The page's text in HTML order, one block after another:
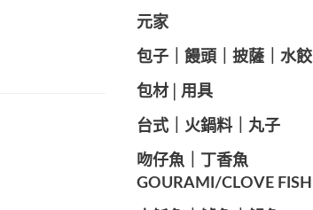
元家
️包子｜饅頭｜披薩｜水餃
包材│用具
️台式｜火鍋料｜丸子
️吻仔魚｜丁香魚
GOURAMI/CLOVE FISH